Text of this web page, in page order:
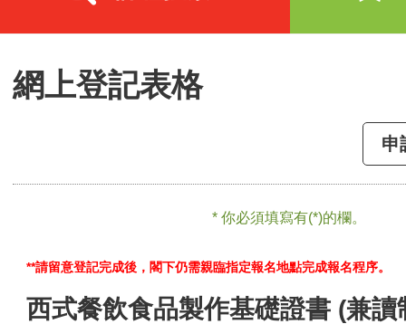
網上登記表格
申
* 你必須填寫有(*)的欄。
**請留意登記完成後，閣下仍需親臨指定報名地點完成報名程序。
西式餐飲食品製作基礎證書 (兼讀